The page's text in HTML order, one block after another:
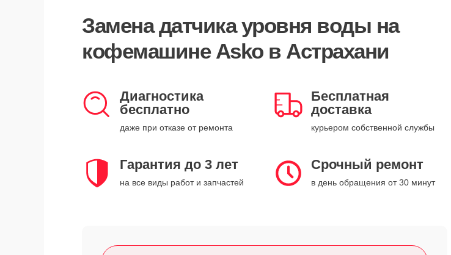
Замена датчика уровня воды на
кофемашине Asko в Астрахани
Диагностика
бесплатно
даже при отказе от ремонта
Бесплатная
доставка
курьером собственной службы
Гарантия до 3 лет
на все виды работ и запчастей
Срочный ремонт
в день обращения от 30 минут